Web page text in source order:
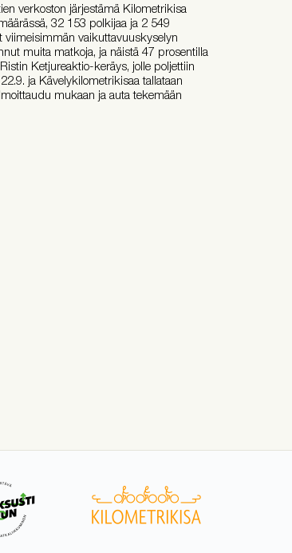
verkoston järjestämä Kilometrikisa
32 153 polkijaa ja 2 549
vaikuttavuuskyselyn
muita matkoja, ja näistä 47 prosentilla
Ketjureaktio-keräys, jolle poljettiin
ja Kävelykilometrikisaa tallataan
mukaan ja auta tekemään